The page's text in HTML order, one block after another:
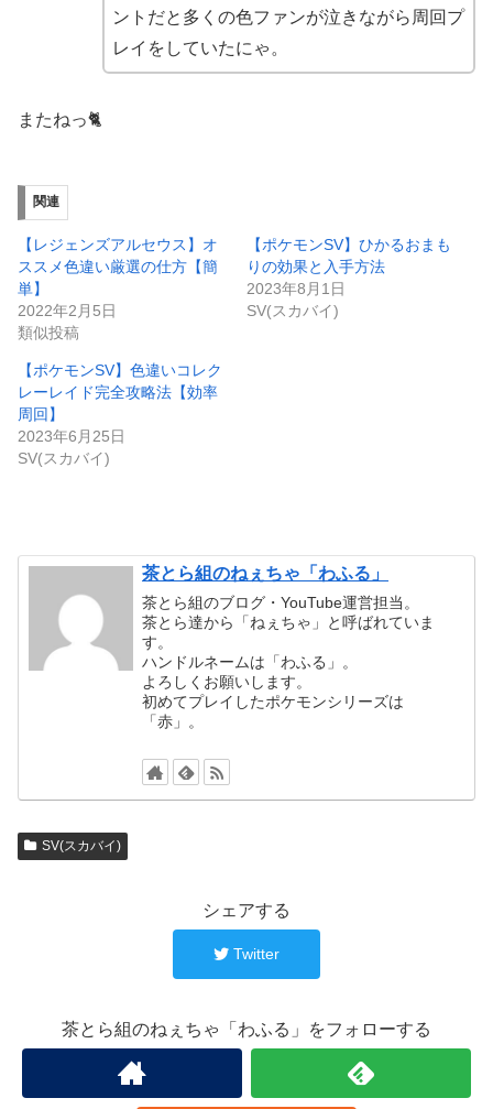
ントだと多くの色ファンが泣きながら周回プ
レイをしていたにゃ。
またねっ🐈
関連
【レジェンズアルセウス】オ
ススメ色違い厳選の仕方【簡
単】
2022年2月5日
類似投稿
【ポケモンSV】ひかるおまも
りの効果と入手方法
2023年8月1日
SV(スカバイ)
【ポケモンSV】色違いコレク
レーレイド完全攻略法【効率
周回】
2023年6月25日
SV(スカバイ)
茶とら組のねぇちゃ「わふる」
茶とら組のブログ・YouTube運営担当。
茶とら達から「ねぇちゃ」と呼ばれていま
す。
ハンドルネームは「わふる」。
よろしくお願いします。
初めてプレイしたポケモンシリーズは
「赤」。
SV(スカバイ)
シェアする
Twitter
茶とら組のねぇちゃ「わふる」をフォローする